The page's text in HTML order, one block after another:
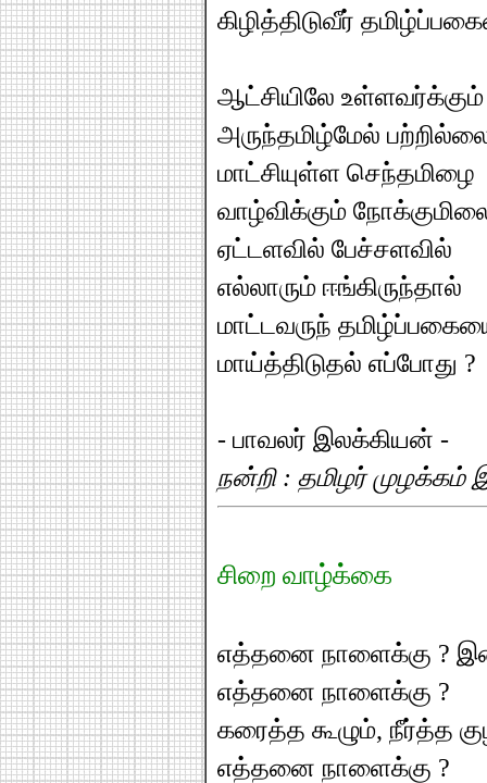
கிழித்திடுவீர்
ஆட்சியிலே உள்ளவர்க்கும்
அருந்தமிழ்மேல்
மாட்சியுள்ள செந்தமிழை
வாழ்விக்கும்
ஏட்டளவில் பேச்சளவில்
எல்லாரும் ஈங்கிருந்தால்
மாட்டவருந்
மாய்த்திடுதல் எப்போது ?
- பாவலர் இலக்கியன் -
நன்றி : தமிழர் முழக்கம்
சிறை வாழ்க்கை
எத்தனை நாளைக்கு ?
எத்தனை நாளைக்கு ?
கரைத்த கூழும், நீர்த்த
எத்தனை நாளைக்கு ?